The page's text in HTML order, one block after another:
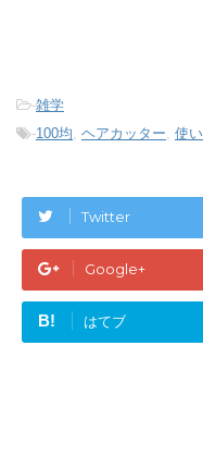
-雑学
-100均 ヘアカッター 使
Twitter
Google+
B! はてブ